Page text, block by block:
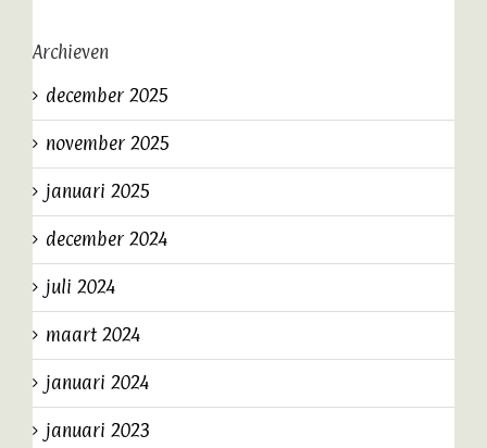
Archieven
december 2025
november 2025
januari 2025
december 2024
juli 2024
maart 2024
januari 2024
januari 2023